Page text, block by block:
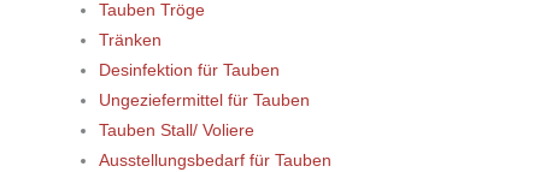
Tauben Tröge
Tränken
Desinfektion für Tauben
Ungeziefermittel für Tauben
Tauben Stall/ Voliere
Ausstellungsbedarf für Tauben